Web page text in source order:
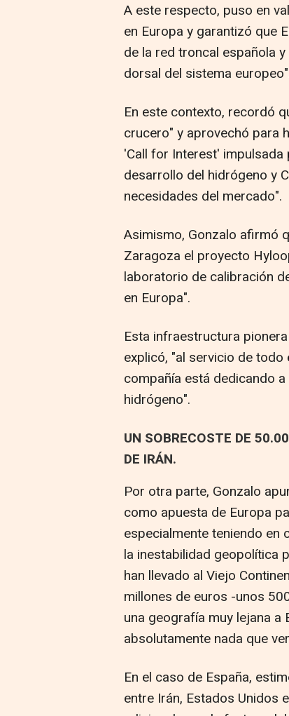
A este respecto, puso en
en Europa y garantizó que
de la red troncal española
dorsal del sistema
En este contexto, recordó
crucero" y aprovechó para
'Call for Interest'
desarrollo del hidrógeno y
necesidades del mercado".
Asimismo, Gonzalo afirmó
Zaragoza el proyecto
laboratorio de calibración
en Europa".
Esta infraestructura
explicó, "al servicio de
compañía está dedicando
hidrógeno".
UN SOBRECOSTE DE
DE IRÁN.
Por otra parte, Gonzalo
como apuesta de Europa
especialmente teniendo en
la inestabilidad geopolítica
han llevado al Viejo
millones de euros -unos
una geografía muy lejana a
absolutamente nada que
En el caso de España,
entre Irán, Estados Unidos